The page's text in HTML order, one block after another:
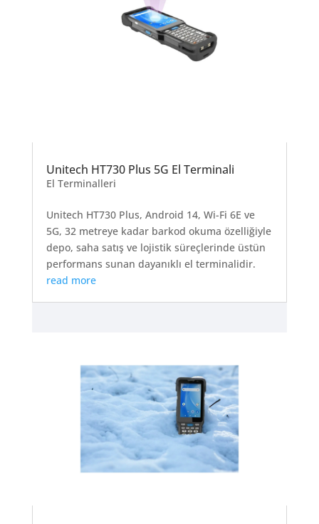
Unitech HT730 Plus 5G El Terminali
El Terminalleri
Unitech HT730 Plus, Android 14, Wi-Fi 6E ve
5G, 32 metreye kadar barkod okuma özelliğiyle
depo, saha satış ve lojistik süreçlerinde üstün
performans sunan dayanıklı el terminalidir.
read more